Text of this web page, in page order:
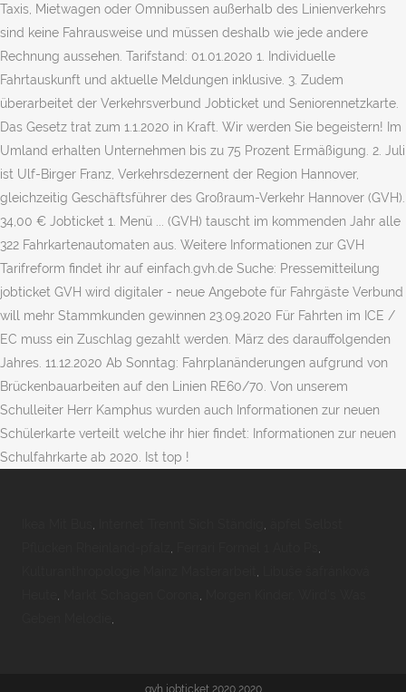
Taxis, Mietwagen oder Omnibussen außerhalb des Linienverkehrs
sind keine Fahrausweise und müssen deshalb wie jede andere
Rechnung aussehen. Tarifstand: 01.01.2020 1. Individuelle
Fahrtauskunft und aktuelle Meldungen inklusive. 3. Zudem
überarbeitet der Verkehrsverbund Jobticket und Seniorennetzkarte.
Das Gesetz trat zum 1.1.2020 in Kraft. Wir werden Sie begeistern! Im
Umland erhalten Unternehmen bis zu 75 Prozent Ermäßigung. 2. Juli
ist Ulf-Birger Franz, Verkehrsdezernent der Region Hannover,
gleichzeitig Geschäftsführer des Großraum-Verkehr Hannover (GVH).
34,00 € Jobticket 1. Menü ... (GVH) tauscht im kommenden Jahr alle
322 Fahrkartenautomaten aus. Weitere Informationen zur GVH
Tarifreform findet ihr auf einfach.gvh.de Suche: Pressemitteilung
jobticket GVH wird digitaler - neue Angebote für Fahrgäste Verbund
will mehr Stammkunden gewinnen 23.09.2020 Für Fahrten im ICE /
EC muss ein Zuschlag gezahlt werden. März des darauffolgenden
Jahres. 11.12.2020 Ab Sonntag: Fahrplanänderungen aufgrund von
Brückenbauarbeiten auf den Linien RE60/70. Von unserem
Schulleiter Herr Kamphus wurden auch Informationen zur neuen
Schülerkarte verteilt welche ihr hier findet: Informationen zur neuen
Schulfahrkarte ab 2020. Ist top !
gvh jobticket 2020 2020